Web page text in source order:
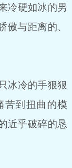
冷硬如冰的男
傲与距离的、
冰冷的手狠狠
苦到扭曲的模
近乎破碎的恳